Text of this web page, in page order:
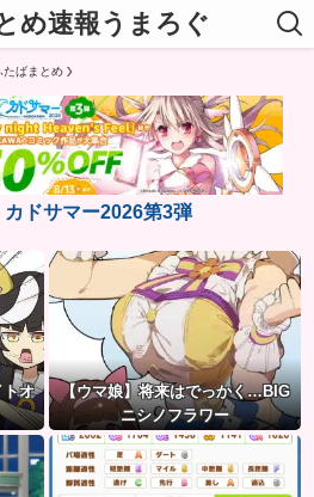
め速報うまろぐ
たばまとめ
カドサマー2026第3弾
トオ
【ウマ娘】将来はでっかく…BIG
ニシノフラワー